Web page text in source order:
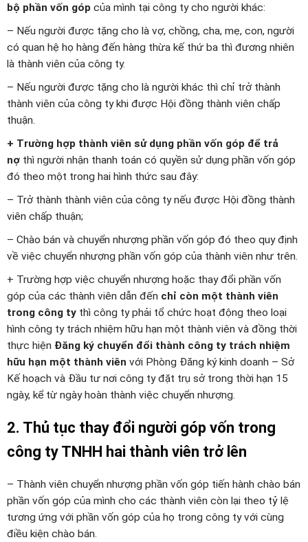
bộ phần vốn góp của mình tại công ty cho người khác:
– Nếu người được tặng cho là vợ, chồng, cha, mẹ, con, người
có quan hệ họ hàng đến hàng thừa kế thứ ba thì đương nhiên
là thành viên của công ty.
– Nếu người được tặng cho là người khác thì chỉ trở thành
thành viên của công ty khi được Hội đồng thành viên chấp
thuận.
+ Trường hợp thành viên sử dụng phần vốn góp để trả
nợ thì người nhận thanh toán có quyền sử dụng phần vốn góp
đó theo một trong hai hình thức sau đây:
– Trở thành thành viên của công ty nếu được Hội đồng thành
viên chấp thuận;
– Chào bán và chuyển nhượng phần vốn góp đó theo quy định
về việc chuyển nhượng phần vốn góp của thành viên như trên.
+ Trường hợp việc chuyển nhượng hoặc thay đổi phần vốn
góp của các thành viên dẫn đến chỉ còn một thành viên
trong công ty thì công ty phải tổ chức hoạt động theo loại
hình công ty trách nhiệm hữu hạn một thành viên và đồng thời
thực hiện Đăng ký chuyển đổi thành công ty trách nhiệm
hữu hạn một thành viên với Phòng Đăng ký kinh doanh – Sở
Kế hoạch và Đầu tư nơi công ty đặt trụ sở trong thời hạn 15
ngày, kể từ ngày hoàn thành việc chuyển nhượng.
2. Thủ tục thay đổi người góp vốn trong
công ty TNHH hai thành viên trở lên
– Thành viên chuyển nhượng phần vốn góp tiến hành chào bán
phần vốn góp của mình cho các thành viên còn lại theo tỷ lệ
tương ứng với phần vốn góp của họ trong công ty với cùng
điều kiện chào bán.